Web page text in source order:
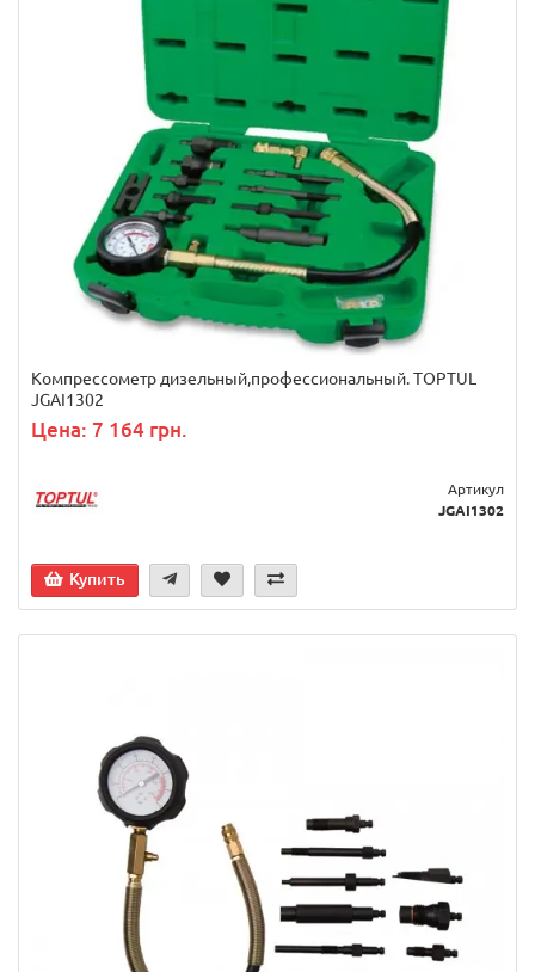
Компрессометр дизельный,профессиональный. TOPTUL
JGAI1302
Цена: 7 164 грн.
Артикул
JGAI1302
Купить